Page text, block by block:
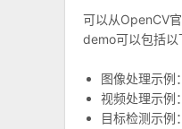
可以从OpenCV
demo可以包括以
图像处理示例
视频处理示例
目标检测示例